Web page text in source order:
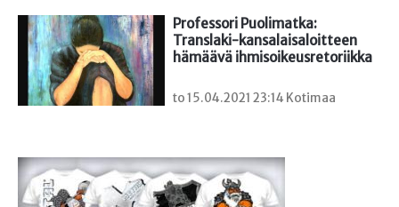
Professori Puolimatka:
Translaki-kansalaisaloitteen
hämäävä ihmisoikeusretoriikka
to 15.04.2021 23:14 Kotimaa